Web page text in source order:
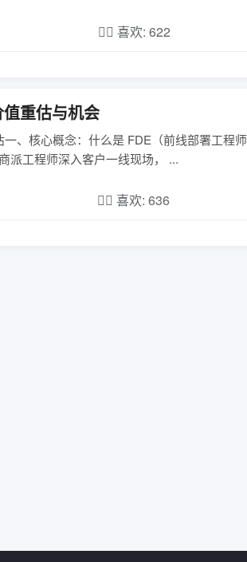
❤️‍🔥 喜欢: 622
重估与机会
、核心概念：什么是 FDE（前线部署工程
派工程师深入客户一线现场， ...
❤️‍🔥 喜欢: 636